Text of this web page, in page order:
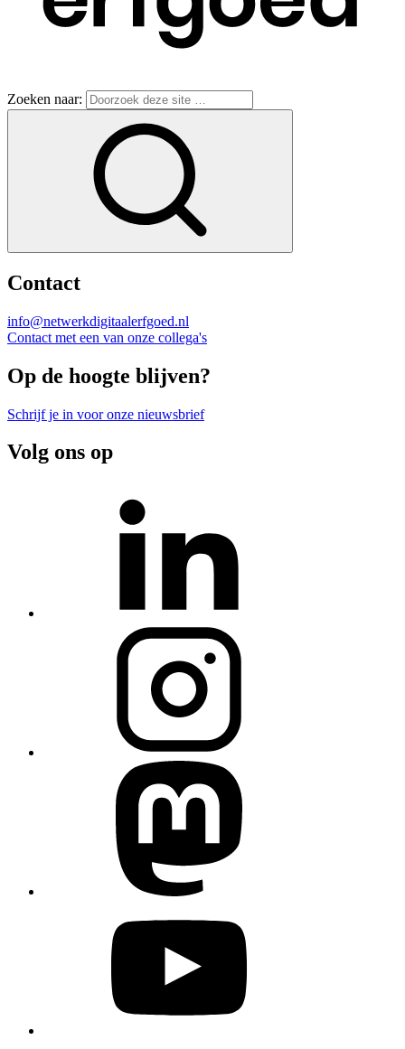
Zoeken naar:
Contact
info@netwerkdigitaalerfgoed.nl
Contact met een van onze collega's
Op de hoogte blijven?
Schrijf je in voor onze nieuwsbrief
Volg ons op